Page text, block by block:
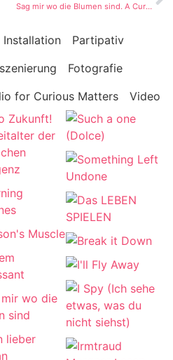
Sag mir wo die Blumen sind. A Curated Guided Tour
Installation
Partipativ
Fotografie
for Curious Matters Video